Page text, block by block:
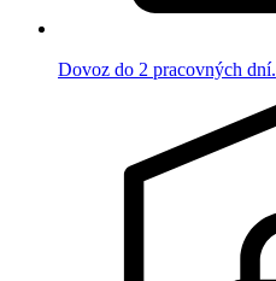
Dovoz do 2 pracovných dní.